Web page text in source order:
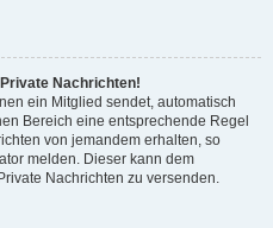
Nachrichten!
ein Mitglied sendet, automatisch
Bereich eine entsprechende Regel
von jemandem erhalten, so
melden. Dieser kann dem
Nachrichten zu versenden.